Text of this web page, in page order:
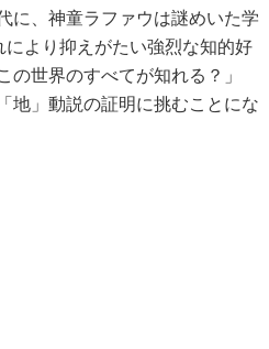
に、神童ラファウは謎めいた学
により抑えがたい強烈な知的好
世界のすべてが知れる？」
地」動説の証明に挑むことにな